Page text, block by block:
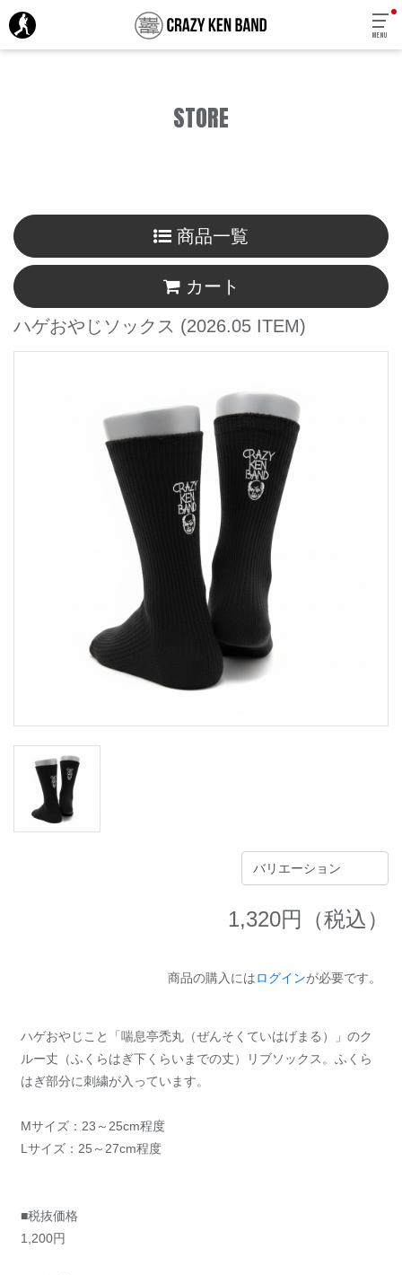
MENU
STORE
商品一覧
カート
ハゲおやじソックス (2026.05 ITEM)
1,320円（税込）
商品の購入にはログインが必要です。
ハゲおやじこと「喘息亭禿丸（ぜんそくていはげまる）」のク
ルー丈（ふくらはぎ下くらいまでの丈）リブソックス。ふくら
はぎ部分に刺繍が入っています。
Mサイズ：23～25cm程度
Lサイズ：25～27cm程度
■税抜価格
1,200円